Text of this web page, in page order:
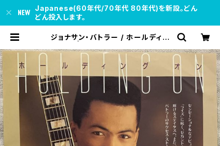
Japanese(60年代/70年代 80年代)を新設。どん
どん投入します。
ジョナサン・バトラー / ホールディン